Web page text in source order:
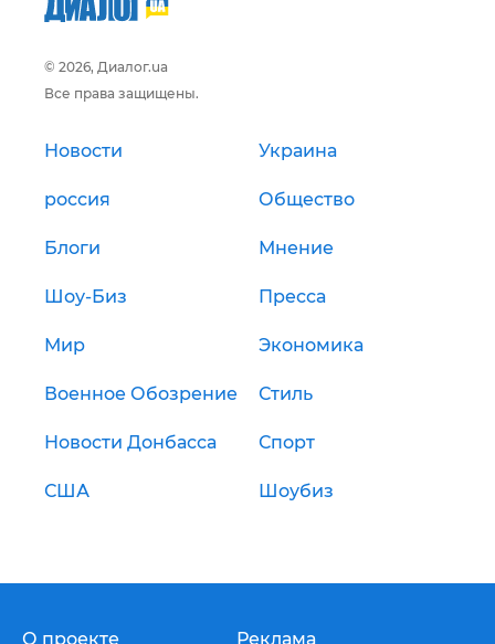
© 2026, Диалог.ua
Все права защищены.
Новости Украина
россия Общество
Блоги Мнение
Шоу-Биз Пресса
Мир Экономика
Военное Обозрение Стиль
Новости Донбасса Спорт
США Шоубиз
О проекте Реклама